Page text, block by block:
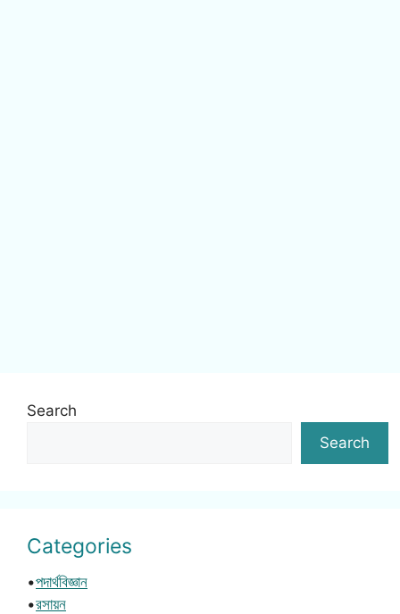
Search
Search
Categories
•পদার্থবিজ্ঞান
•রসায়ন